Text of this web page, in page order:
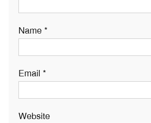
Name *
Email *
Website